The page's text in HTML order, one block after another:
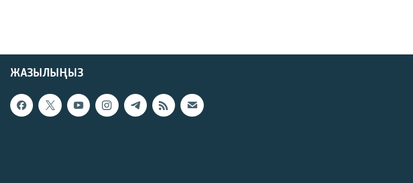
ЖАЗЫЛЫҢЫЗ